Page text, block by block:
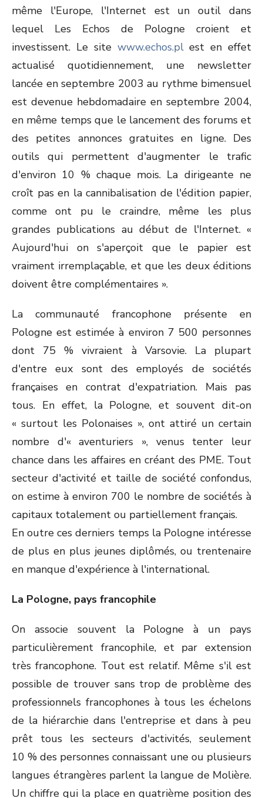
même l'Europe, l'Internet est un outil dans
lequel Les Echos de Pologne croient et
investissent. Le site www.echos.plest en effet
actualisé quotidiennement, une newsletter
lancée en septembre 2003 au rythme bimensuel
est devenue hebdomadaire en septembre 2004,
en même temps que le lancement des forums et
des petites annonces gratuites en ligne. Des
outils qui permettent d'augmenter le trafic
d'environ 10 % chaque mois. La dirigeante ne
croît pas en la cannibalisation de l'édition papier,
comme ont pu le craindre, même les plus
grandes publications au début de l'Internet. «
Aujourd'hui on s'aperçoit que le papier est
vraiment irremplaçable, et que les deux éditions
doivent être complémentaires ».
La communauté francophone présente en
Pologne est estimée à environ 7 500 personnes
dont 75 % vivraient à Varsovie. La plupart
d'entre eux sont des employés de sociétés
françaises en contrat d'expatriation. Mais pas
tous. En effet, la Pologne, et souvent dit-on
« surtout les Polonaises », ont attiré un certain
nombre d'« aventuriers », venus tenter leur
chance dans les affaires en créant des PME. Tout
secteur d'activité et taille de société confondus,
on estime à environ 700 le nombre de sociétés à
capitaux totalement ou partiellement français.
En outre ces derniers temps la Pologne intéresse
de plus en plus jeunes diplômés, ou trentenaire
en manque d'expérience à l'international.
La Pologne, pays francophile
On associe souvent la Pologne à un pays
particulièrement francophile, et par extension
très francophone. Tout est relatif. Même s'il est
possible de trouver sans trop de problème des
professionnels francophones à tous les échelons
de la hiérarchie dans l'entreprise et dans à peu
prêt tous les secteurs d'activités, seulement
10 % des personnes connaissant une ou plusieurs
langues étrangères parlent la langue de Molière.
Un chiffre qui la place en quatrième position des